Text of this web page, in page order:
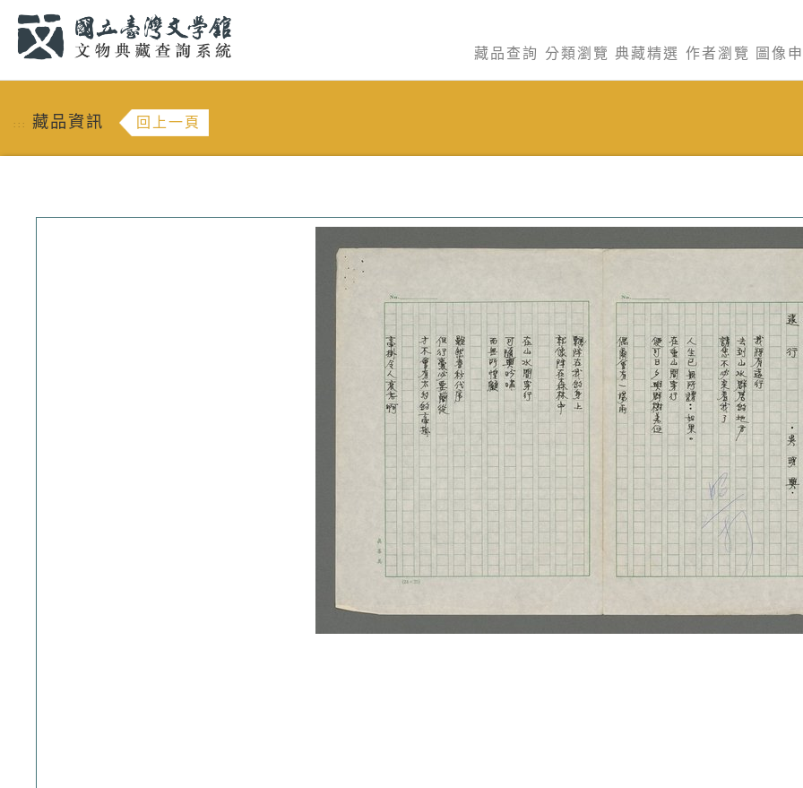
藏品查詢 分類瀏覽 典藏精選 作者瀏覽 圖像
::: 藏品資訊 回上一頁